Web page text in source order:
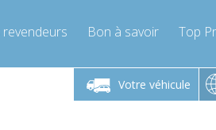
revendeurs Bon à savoir Top
Votre véhicule
Lundi-Vendredi 9h-17h
express.fr
Lundi-